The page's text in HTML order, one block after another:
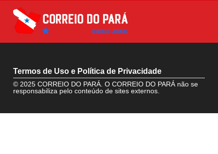
Termos de Uso e Política de Privacidade
© 2025 CORREIO DO PARÁ. O CORREIO DO PARÁ não se
responsabiliza pelo conteúdo de sites externos.